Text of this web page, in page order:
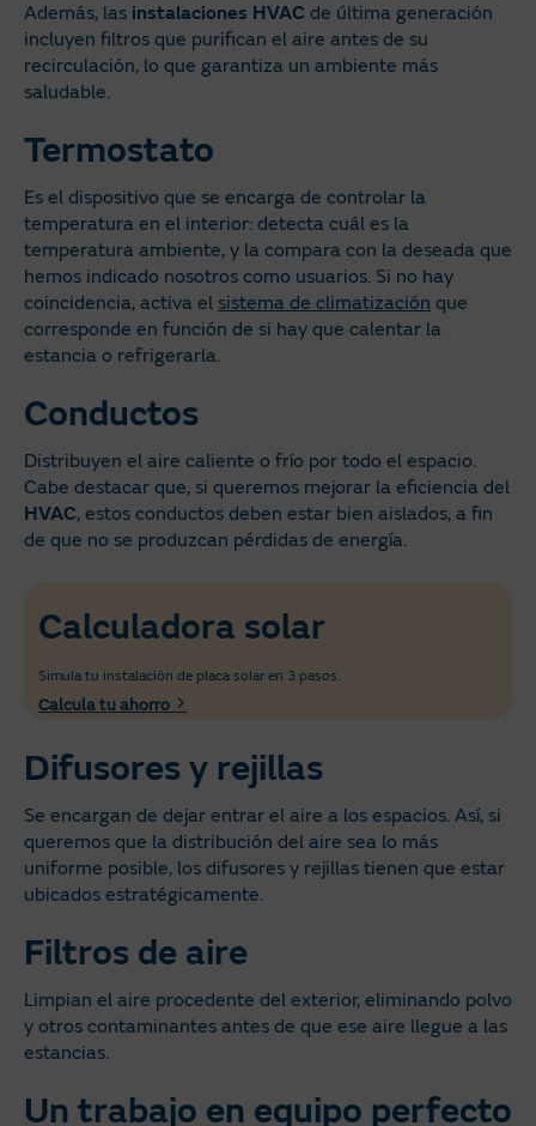
Además, las instalaciones HVAC de última generación
incluyen filtros que purifican el aire antes de su
recirculación, lo que garantiza un ambiente más
saludable.
Termostato
Es el dispositivo que se encarga de controlar la
temperatura en el interior: detecta cuál es la
temperatura ambiente, y la compara con la deseada que
hemos indicado nosotros como usuarios. Si no hay
coincidencia, activa el sistema de climatización que
corresponde en función de si hay que calentar la
estancia o refrigerarla.
Conductos
Distribuyen el aire caliente o frío por todo el espacio.
Cabe destacar que, si queremos mejorar la eficiencia del
HVAC, estos conductos deben estar bien aislados, a fin
de que no se produzcan pérdidas de energía.
Calculadora solar
Simula tu instalación de placa solar en 3 pasos.
Calcula tu ahorro
Difusores y rejillas
Se encargan de dejar entrar el aire a los espacios. Así, si
queremos que la distribución del aire sea lo más
uniforme posible, los difusores y rejillas tienen que estar
ubicados estratégicamente.
Filtros de aire
Limpian el aire procedente del exterior, eliminando polvo
y otros contaminantes antes de que ese aire llegue a las
estancias.
Un trabajo en equipo perfecto